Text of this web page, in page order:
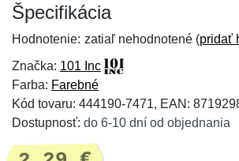
Špecifikácia
Hodnotenie: zatiaľ nehodnotené (pridať
Značka: 101 Inc
Farba: Farebné
Kód tovaru: 444190-7471, EAN:
Dostupnosť: do 6-10 dní od objednania